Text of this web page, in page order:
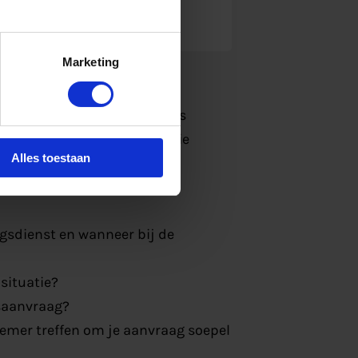
Marketing
Alles toestaan
New Energy Coalition
het belang van
om waterstof als
op de vele vragen die
zoals:
en wanneer bij de
treffen om je aanvraag soepel